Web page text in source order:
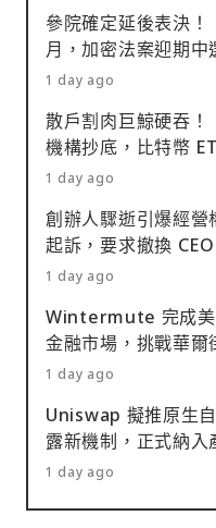
參院確定延後表決
月，加密法案迎期中
1 day ago
散戶割肉巨鯨硬吞
機構抄底，比特幣
1 day ago
創辦人驟逝引爆經
起訴，要求撤換
1 day ago
Wintermute 完成美
金融市場，挑戰華爾
1 day ago
Uniswap 擬推原生
露新機制，正式納入
1 day ago